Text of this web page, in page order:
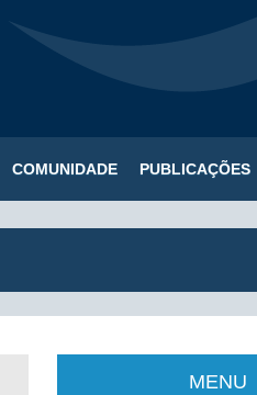
COMUNIDADE PUBLICAÇÕES
MENU